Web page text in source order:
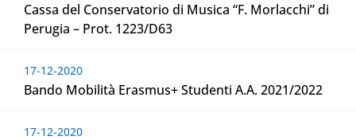
Cassa del Conservatorio di Musica “F. Morlacchi” di
Perugia – Prot. 1223/D63
17-12-2020
Bando Mobilità Erasmus+ Studenti A.A. 2021/2022
17-12-2020